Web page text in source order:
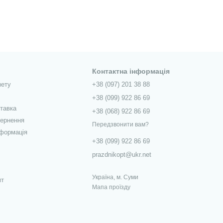
Контактна інформація
+38 (097) 201 38 88
+38 (099) 922 86 69
+38 (068) 922 86 69
Передзвонити вам?
+38 (099) 922 86 69
prazdnikopt@ukr.net
Україна, м. Суми
Мапа проїзду